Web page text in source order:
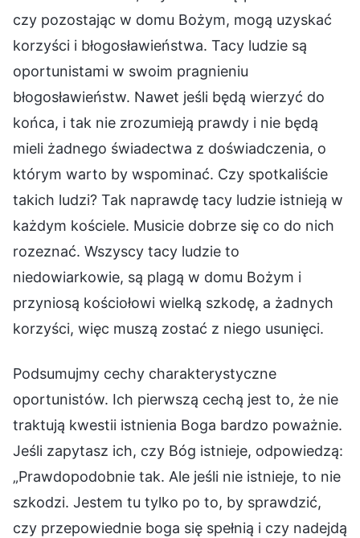
czy pozostając w domu Bożym, mogą uzyskać
korzyści i błogosławieństwa. Tacy ludzie są
oportunistami w swoim pragnieniu
błogosławieństw. Nawet jeśli będą wierzyć do
końca, i tak nie zrozumieją prawdy i nie będą
mieli żadnego świadectwa z doświadczenia, o
którym warto by wspominać. Czy spotkaliście
takich ludzi? Tak naprawdę tacy ludzie istnieją w
każdym kościele. Musicie dobrze się co do nich
rozeznać. Wszyscy tacy ludzie to
niedowiarkowie, są plagą w domu Bożym i
przyniosą kościołowi wielką szkodę, a żadnych
korzyści, więc muszą zostać z niego usunięci.
Podsumujmy cechy charakterystyczne
oportunistów. Ich pierwszą cechą jest to, że nie
traktują kwestii istnienia Boga bardzo poważnie.
Jeśli zapytasz ich, czy Bóg istnieje, odpowiedzą:
„Prawdopodobnie tak. Ale jeśli nie istnieje, to nie
szkodzi. Jestem tu tylko po to, by sprawdzić,
czy przepowiednie boga się spełnią i czy nadejdą